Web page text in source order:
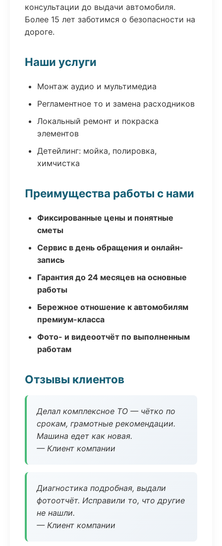
консультации до выдачи автомобиля.
Более 15 лет заботимся о безопасности на
дороге.
Наши услуги
Монтаж аудио и мультимедиа
Регламентное то и замена расходников
Локальный ремонт и покраска
элементов
Детейлинг: мойка, полировка,
химчистка
Преимущества работы с нами
Фиксированные цены и понятные
сметы
Сервис в день обращения и онлайн-
запись
Гарантия до 24 месяцев на основные
работы
Бережное отношение к автомобилям
премиум-класса
Фото- и видеоотчёт по выполненным
работам
Отзывы клиентов
Делал комплексное ТО — чётко по
срокам, грамотные рекомендации.
Машина едет как новая.
— Клиент компании
Диагностика подробная, выдали
фотоотчёт. Исправили то, что другие
не нашли.
— Клиент компании